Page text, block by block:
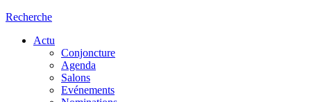
Recherche
Actu
Conjoncture
Agenda
Salons
Evénements